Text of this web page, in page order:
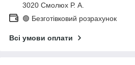
3020 Смолюх Р. А.
🟢 Безготівковий розрахунок
Всі умови оплати